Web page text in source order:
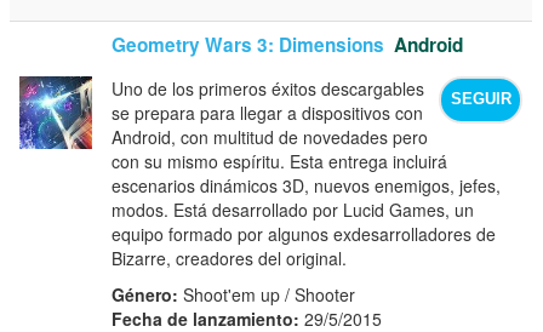
Geometry Wars 3: Dimensions Android
SEGUIR
Uno de los primeros éxitos descargables
se prepara para llegar a dispositivos con
Android, con multitud de novedades pero
con su mismo espíritu. Esta entrega incluirá
escenarios dinámicos 3D, nuevos enemigos, jefes,
modos. Está desarrollado por Lucid Games, un
equipo formado por algunos exdesarrolladores de
Bizarre, creadores del original.
Género: Shoot'em up / Shooter
Fecha de lanzamiento: 29/5/2015